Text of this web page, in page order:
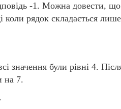
-1. Можна довести,
коли рядок складається
були рівні 4.
на 7.